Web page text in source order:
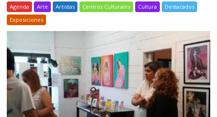
Agenda Arte Artistas Centros Culturales Cultura
Destacados
Exposiciones